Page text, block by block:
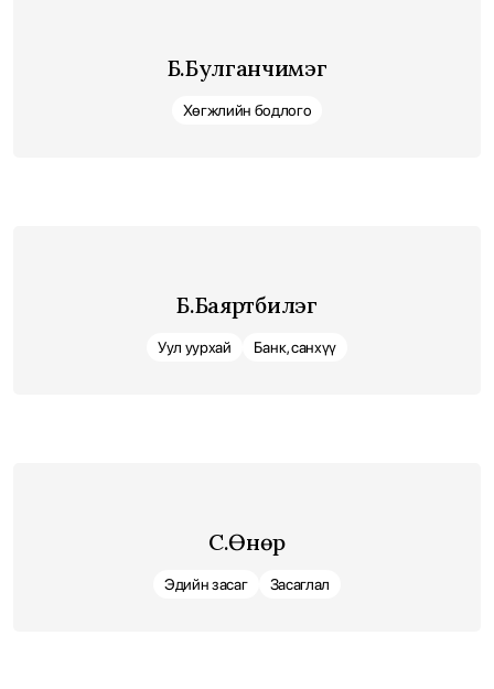
Б.Булганчимэг
Хөгжлийн бодлого
Б.Баяртбилэг
Уул уурхай Банк, санхүү
С.Өнөр
Эдийн засаг Засаглал